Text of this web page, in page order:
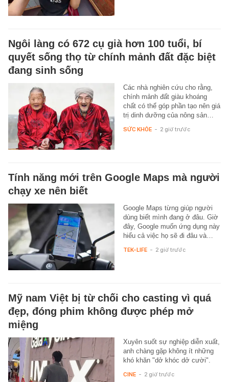
Ngôi làng có 672 cụ già hơn 100 tuổi, bí
quyết sống thọ từ chính mảnh đất đặc biệt
đang sinh sống
Các nhà nghiên cứu cho rằng,
chính mảnh đất giàu khoáng
chất có thể góp phần tạo nên giá
trị dinh dưỡng của nông sản…
SỨC KHỎE - 2 giờ trước
Tính năng mới trên Google Maps mà người
chạy xe nên biết
Google Maps từng giúp người
dùng biết mình đang ở đâu. Giờ
đây, Google muốn ứng dụng này
hiểu cả việc họ sẽ đi đâu và…
TEK-LIFE - 2 giờ trước
Mỹ nam Việt bị từ chối cho casting vì quá
đẹp, đóng phim không được phép mở
miệng
Xuyên suốt sự nghiệp diễn xuất,
anh chàng gặp không ít những
khó khăn "dở khóc dở cười".
CINE - 2 giờ trước